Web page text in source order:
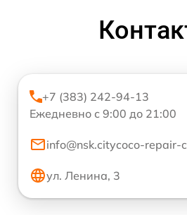
+7 (383) 242-94-13
Ежедневно с 9:00 до 21:00
info@nsk.citycoco-repair-
ул. Ленина, 3